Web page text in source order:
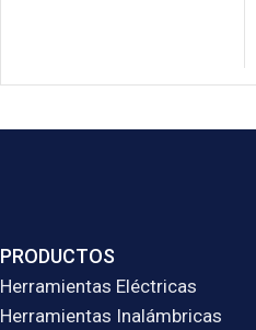
PRODUCTOS
Herramientas Eléctricas
Herramientas Inalámbricas